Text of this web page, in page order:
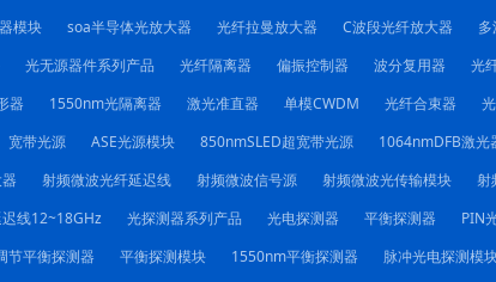
模块 soa半导体光放大器 光纤拉曼放大器 C波段光纤放大器
光无源器件系列产品 光纤隔离器 偏振控制器 波分复用器 光
器 1550nm光隔离器 激光准直器 单模CWDM 光纤合束器
宽带光源 ASE光源模块 850nmSLED超宽带光源 1064nmDFB激光
射频微波光纤延迟线 射频微波信号源 射频微波光传输模块 射
迟线12~18GHz 光探测器系列产品 光电探测器 平衡探测器 PIN
节平衡探测器 平衡探测模块 1550nm平衡探测器 脉冲光电探测模